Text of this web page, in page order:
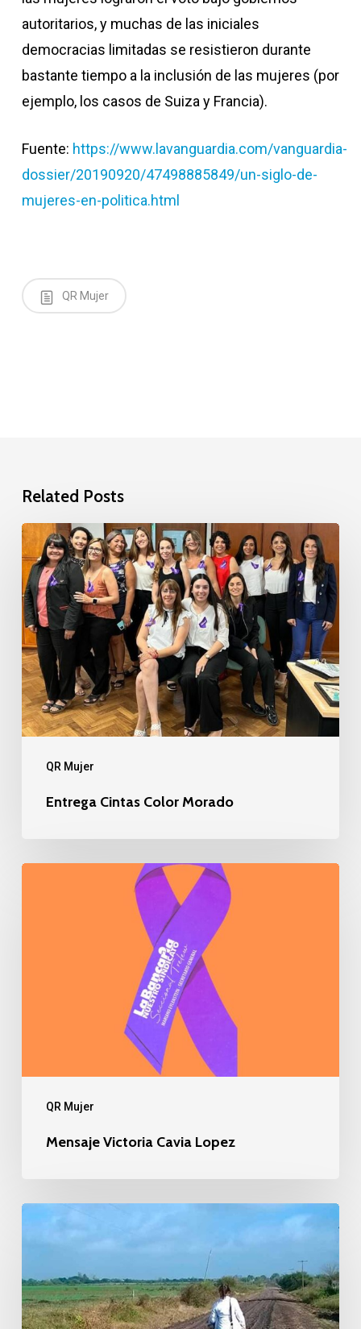
autoritarios, y muchas de las iniciales
democracias limitadas se resistieron durante
bastante tiempo a la inclusión de las mujeres (por
ejemplo, los casos de Suiza y Francia).
Fuente: https://www.lavanguardia.com/vanguardia-
dossier/20190920/47498885849/un-siglo-de-
mujeres-en-politica.html
QR Mujer
Related Posts
QR Mujer
Entrega
Cintas
Color
Morado
Entrega Cintas Color Morado
QR Mujer
Mensaje Victoria Cavia Lopez
cambio
y
la